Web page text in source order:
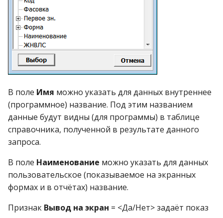
Справочник улиц
Справочник физ. лиц
Справочник цен
Справочник ячеек на
Суммы продаж по
В поле Имя можно указать для данных внутреннее
(программное) название. Под этим названием
данные будут видны (для программы) в таблице
справочника, полученной в результате данного
запроса.
В поле Наименование можно указать для данных
пользовательское (показываемое на экранных
формах и в отчётах) название.
Признак Вывод на экран = <Да/Нет> задаёт показ